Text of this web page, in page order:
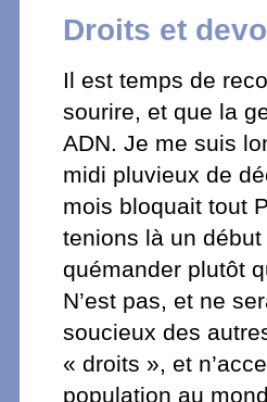
Droits et
Il est temps de
sourire, et que la
ADN. Je me suis
midi pluvieux de
mois bloquait tout
tenions là un
quémander plutôt
N’est pas, et ne
soucieux des
« droits », et
population au